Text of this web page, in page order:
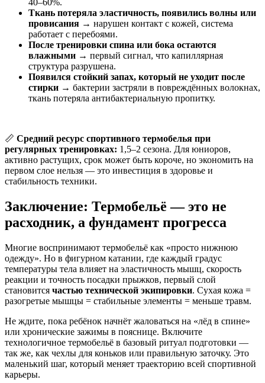
Ткань потеряла эластичность, появились волны или
провисания → нарушен контакт с кожей, система
работает с перебоями.
После тренировки спина или бока остаются
влажными → первый сигнал, что капиллярная
структура разрушена.
Появился стойкий запах, который не уходит после
стирки → бактерии застряли в повреждённых волокнах,
ткань потеряла антибактериальную пропитку.
📏 Средний ресурс спортивного термобелья при
регулярных тренировках: 1,5–2 сезона. Для юниоров,
активно растущих, срок может быть короче, но экономить на
первом слое нельзя — это инвестиция в здоровье и
стабильность техники.
Заключение: Термобельё — это не
расходник, а фундамент прогресса
Многие воспринимают термобельё как «просто нижнюю
одежду». Но в фигурном катании, где каждый градус
температуры тела влияет на эластичность мышц, скорость
реакции и точность посадки прыжков, первый слой
становится частью технической экипировки. Сухая кожа =
разогретые мышцы = стабильные элементы = меньше травм.
Не ждите, пока ребёнок начнёт жаловаться на «лёд в спине»
или хронические зажимы в пояснице. Включите
технологичное термобельё в базовый ритуал подготовки —
так же, как чехлы для коньков или правильную заточку. Это
маленький шаг, который меняет траекторию всей спортивной
карьеры.